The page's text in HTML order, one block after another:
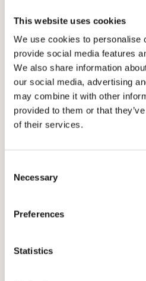
This website uses cookies
We use cookies to personalise
provide social media features
We also share information
our social media, advertising
may combine it with other
provided to them or that
of their services.
Necessary
Preferences
Statistics
Behöver du en ring att fria
Kanske har ni en resa, eller en
du tänkt ställa den stora frågan?
Vi vet att det kan kännas svårt
veta vilken ring din tilltänkta
liv.
våra äkta ringar och tiden du får
försändelsen får ni en
Ringen ska returneras inom 14